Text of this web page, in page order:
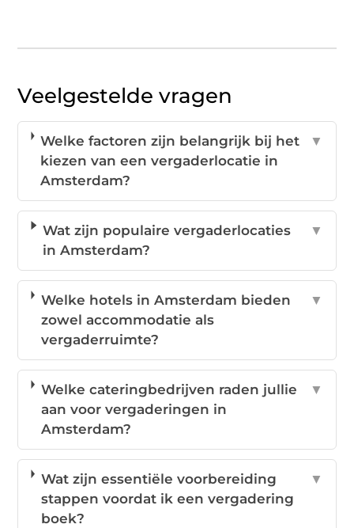
Veelgestelde vragen
Welke factoren zijn belangrijk bij het
kiezen van een vergaderlocatie in
Amsterdam?
▼
Wat zijn populaire vergaderlocaties
in Amsterdam?
▼
Welke hotels in Amsterdam bieden
zowel accommodatie als
vergaderruimte?
▼
Welke cateringbedrijven raden jullie
aan voor vergaderingen in
Amsterdam?
▼
Wat zijn essentiële voorbereiding
stappen voordat ik een vergadering
boek?
▼